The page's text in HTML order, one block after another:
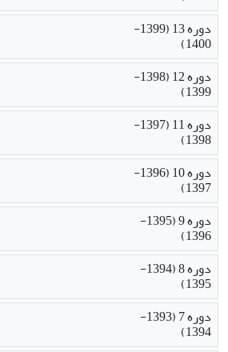
دوره 13 (1399-
1400)
دوره 12 (1398-
1399)
دوره 11 (1397-
1398)
دوره 10 (1396-
1397)
دوره 9 (1395-
1396)
دوره 8 (1394-
1395)
دوره 7 (1393-
1394)